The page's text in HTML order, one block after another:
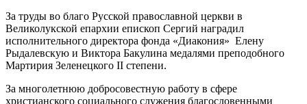
За труды во благо Русской православной церкви в
Великолукской епархии епископ Сергий наградил
исполнительного директора фонда «Диакония» Елену
Рыдалевскую и Виктора Бакулина медалями преподобного
Мартирия Зеленецкого II степени.
За многолетнюю добросовестную работу в сфере
христианского социального служения благословенными